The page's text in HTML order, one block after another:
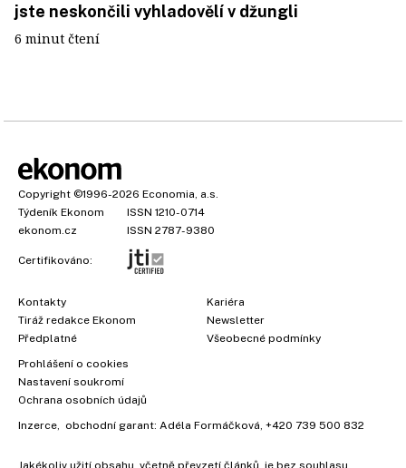
jste neskončili vyhladovělí v džungli
6 minut čtení
Copyright ©1996-2026 Economia, a.s.
Týdeník Ekonom
ISSN 1210-0714
ekonom.cz
ISSN 2787-9380
Certifikováno:
Kontakty
Tiráž redakce Ekonom
Předplatné
Kariéra
Newsletter
Všeobecné podmínky
Prohlášení o cookies
Nastavení soukromí
Ochrana osobních údajů
Inzerce , obchodní garant: Adéla Formáčková +420 739 500 832
Jakékoliv užití obsahu, včetně převzetí článků, je bez souhlasu